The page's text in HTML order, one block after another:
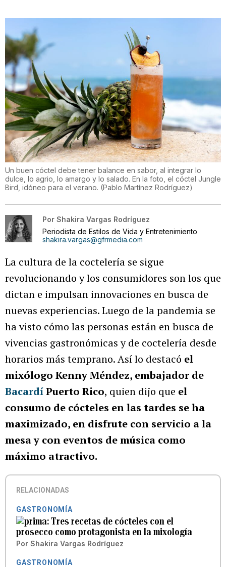
Un buen cóctel debe tener balance en sabor, al integrar lo
dulce, lo agrio, lo amargo y lo salado. En la foto, el cóctel Jungle
Bird, idóneo para el verano. (Pablo Martínez Rodríguez)
Por Shakira Vargas Rodríguez
Periodista de Estilos de Vida y Entretenimiento
shakira.vargas@gfrmedia.com
La cultura de la coctelería se sigue
revolucionando y los consumidores son los que
dictan e impulsan innovaciones en busca de
nuevas experiencias. Luego de la pandemia se
ha visto cómo las personas están en busca de
vivencias gastronómicas y de coctelería desde
horarios más temprano. Así lo destacó el
mixólogo Kenny Méndez, embajador de
BacardíPuerto Rico, quien dijo que el
consumo de cócteles en las tardes se ha
maximizado, en disfrute con servicio a la
mesa y con eventos de música como
máximo atractivo.
RELACIONADAS
GASTRONOMÍA
Tres recetas de cócteles con el
prosecco como protagonista en la mixología
Por Shakira Vargas Rodríguez
GASTRONOMÍA